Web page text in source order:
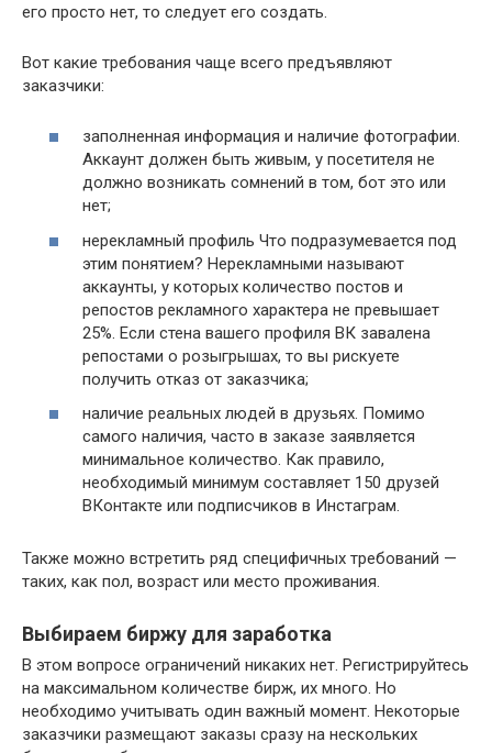
его просто нет, то следует его создать.
Вот какие требования чаще всего предъявляют
заказчики:
заполненная информация и наличие фотографии.
Аккаунт должен быть живым, у посетителя не
должно возникать сомнений в том, бот это или
нет;
нерекламный профиль Что подразумевается под
этим понятием? Нерекламными называют
аккаунты, у которых количество постов и
репостов рекламного характера не превышает
25%. Если стена вашего профиля ВК завалена
репостами о розыгрышах, то вы рискуете
получить отказ от заказчика;
наличие реальных людей в друзьях. Помимо
самого наличия, часто в заказе заявляется
минимальное количество. Как правило,
необходимый минимум составляет 150 друзей
ВКонтакте или подписчиков в Инстаграм.
Также можно встретить ряд специфичных требований —
таких, как пол, возраст или место проживания.
Выбираем биржу для заработка
В этом вопросе ограничений никаких нет. Регистрируйтесь
на максимальном количестве бирж, их много. Но
необходимо учитывать один важный момент. Некоторые
заказчики размещают заказы сразу на нескольких